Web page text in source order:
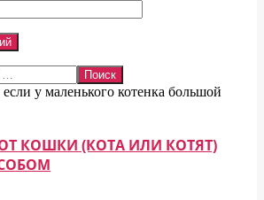
КОШКИ (КОТА ИЛИ КОТЯТ)